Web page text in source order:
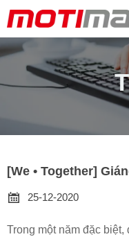
[We • Together]

25-12-2020
Trong một năm đặc